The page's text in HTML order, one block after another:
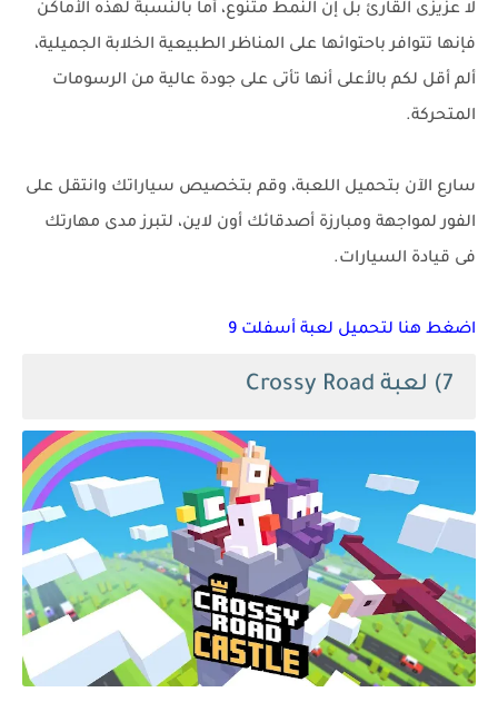
لا عزيزى القارئ بل إن النمط متنوع، أما بالنسبة لهذه الأماكن
فإنها تتوافر باحتوائها على المناظر الطبيعية الخلابة الجميلية،
ألم أقل لكم بالأعلى أنها تأتى على جودة عالية من الرسومات
المتحركة.
سارع الآن بتحميل اللعبة، وقم بتخصيص سياراتك وانتقل على
الفور لمواجهة ومبارزة أصدقائك أون لاين، لتبرز مدى مهارتك
فى قيادة السيارات.
اضغط هنا لتحميل لعبة أسفلت 9
7) لعبة Crossy Road